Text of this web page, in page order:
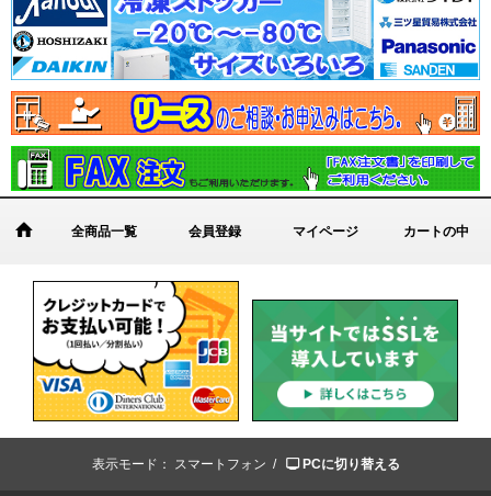
全商品一覧 会員登録 マイページ カートの中
表示モード： スマートフォン / PCに切り替える